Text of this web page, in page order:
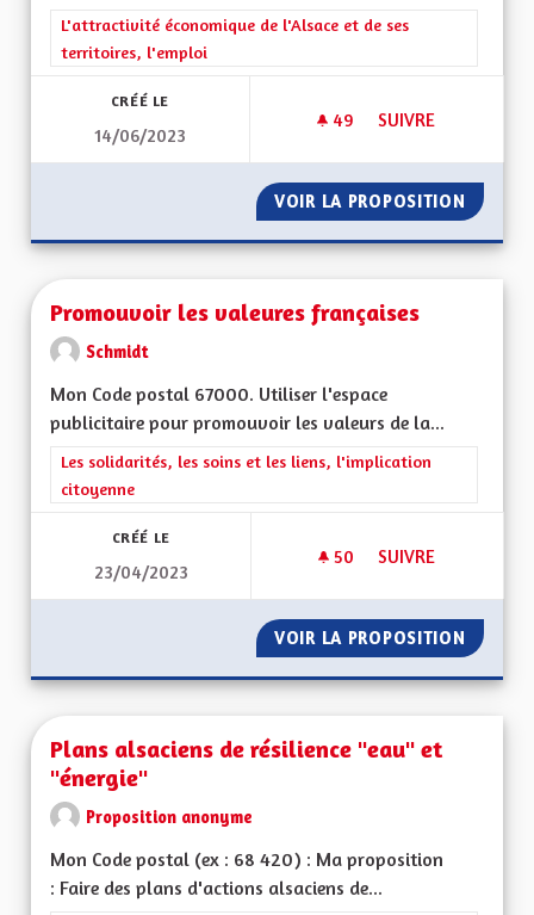
Filtrer les résultats de la catégorie : L'attractivité
L'attractivité économique de l'Alsace et de ses
territoires, l'emploi
CRÉÉ LE
14/06/2023
49 49 ABONNÉS
SUIVRE
VOIR LA PROPOSITION
Promouvoir les valeures françaises
Schmidt
Mon Code postal 67000. Utiliser l'espace
publicitaire pour promouvoir les valeurs de la...
Filtrer les résultats de la catégorie : Les solidarités, les soins
Les solidarités, les soins et les liens, l'implication
citoyenne
CRÉÉ LE
23/04/2023
50 50 ABONNÉS
SUIVRE
VOIR LA PROPOSITION
Plans alsaciens de résilience "eau" et
"énergie"
Proposition anonyme
Mon Code postal (ex : 68 420) : Ma proposition
: Faire des plans d'actions alsaciens de...